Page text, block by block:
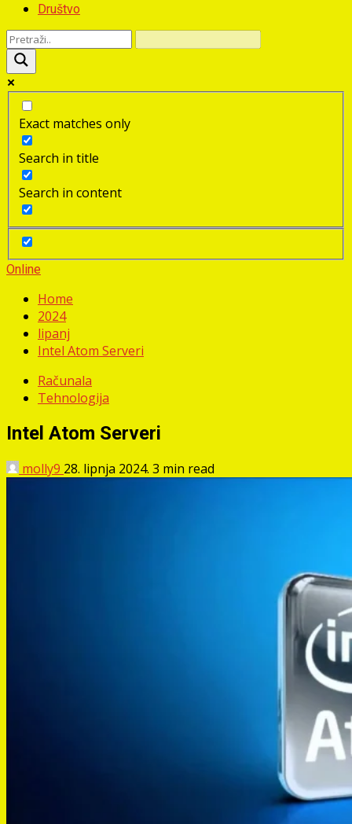
Društvo
Exact matches only
Search in title
Search in content
Online
Home
2024
lipanj
Intel Atom Serveri
Računala
Tehnologija
Intel Atom Serveri
molly9 28. lipnja 2024. 3 min read